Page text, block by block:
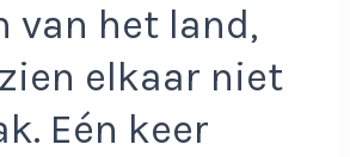
van het land,
elkaar niet
Eén keer